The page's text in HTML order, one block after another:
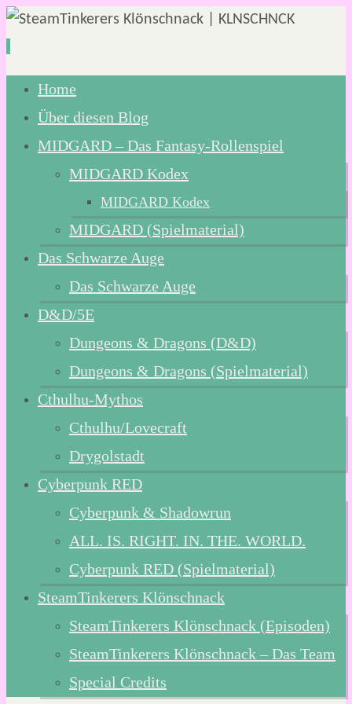
Zum
Inhalt
springen
Home
Über diesen Blog
MIDGARD – Das Fantasy-Rollenspiel
MIDGARD Kodex
MIDGARD Kodex
MIDGARD (Spielmaterial)
Das Schwarze Auge
Das Schwarze Auge
D&D/5E
Dungeons & Dragons (D&D)
Dungeons & Dragons (Spielmaterial)
Cthulhu-Mythos
Cthulhu/Lovecraft
Drygolstadt
Cyberpunk RED
Cyberpunk & Shadowrun
ALL. IS. RIGHT. IN. THE. WORLD.
Cyberpunk RED (Spielmaterial)
SteamTinkerers Klönschnack
SteamTinkerers Klönschnack (Episoden)
SteamTinkerers Klönschnack – Das Team
Special Credits